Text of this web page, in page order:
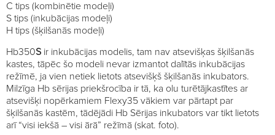
C tips (kombinētie modeļi)
S tips (inkubācijas modeļi)
H tips (šķilšanās modeļi)
Hb350S ir inkubācijas modelis, tam nav atsevišķas šķilšanās
kastes, tāpēc šo modeli nevar izmantot dalītās inkubācijas
režīmē, ja vien netiek lietots atsevišķš šķilšanās inkubators.
Milzīga Hb sērijas priekšrocība ir tā, ka olu turētājkastītes ar
atsevišķi nopērkamiem Flexy35 vākiem var pārtapt par
šķilšanās kastēm, tādējādi Hb Sērijas inkubators var tikt lietots
arī “visi iekšā – visi ārā” režīmā (skat. foto).